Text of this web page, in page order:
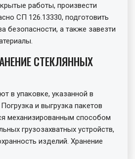
работы, произвести
СП 126.13330, подготовить
безопасности, а также завезти
СТЕКЛЯННЫХ
в упаковке, указанной в
и выгрузка пакетов
механизированным способом
грузозахватных устройств,
изделий. Хранение
в закрытых